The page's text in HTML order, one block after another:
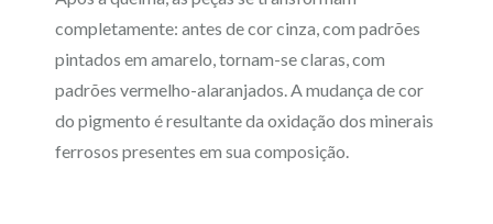
completamente: antes de cor cinza, com padrões
pintados em amarelo, tornam-se claras, com
padrões vermelho-alaranjados. A mudança de cor
do pigmento é resultante da oxidação dos minerais
ferrosos presentes em sua composição.